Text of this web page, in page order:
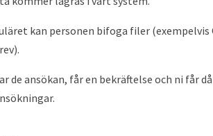
kan personen bifoga filer (exempelvis
de ansökan, får en bekräftelse och ni får